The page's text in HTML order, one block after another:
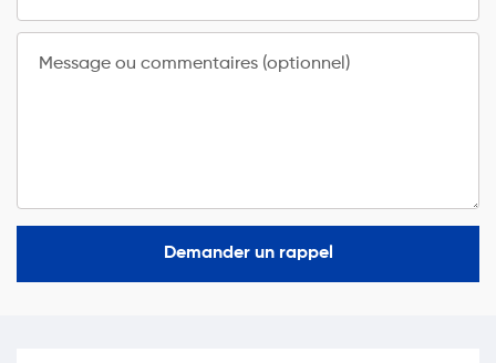
Message ou commentaires (optionnel)
Demander un rappel